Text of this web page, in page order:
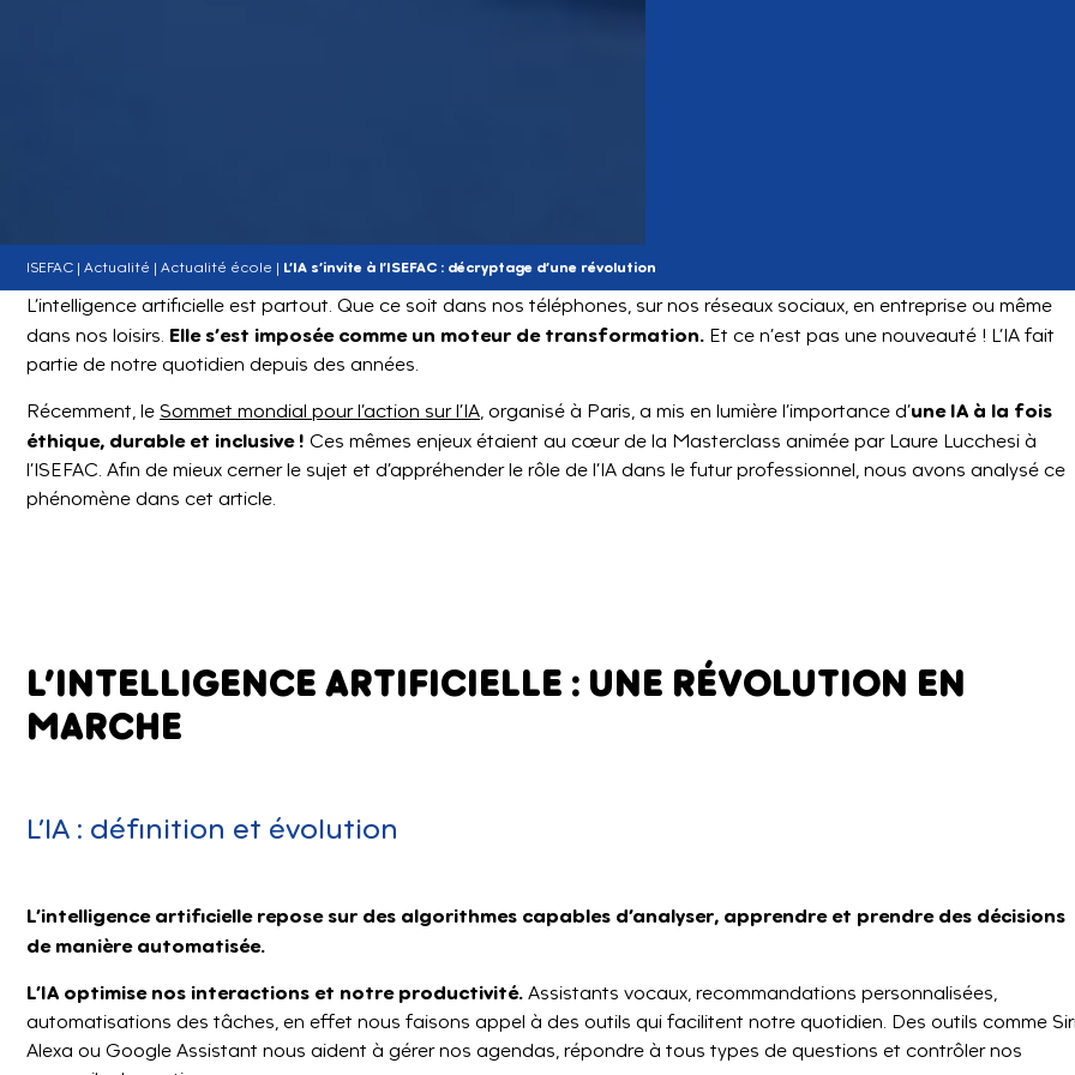
ISEFAC | Actualité | Actualité école | L’IA s’invite à l’ISEFAC : décryptage d’une révolution
L’intelligence artificielle est partout. Que ce soit dans nos téléphones, sur nos réseaux sociaux, en entreprise ou même
dans nos loisirs. Elle s’est imposée comme un moteur de transformation. Et ce n’est pas une nouveauté ! L’IA fait
partie de notre quotidien depuis des années.
Récemment, le Sommet mondial pour l’action sur l’IA, organisé à Paris, a mis en lumière l’importance d’une IA à la fois
éthique, durable et inclusive ! Ces mêmes enjeux étaient au cœur de la Masterclass animée par Laure Lucchesi à
l’ISEFAC. Afin de mieux cerner le sujet et d’appréhender le rôle de l’IA dans le futur professionnel, nous avons analysé ce
phénomène dans cet article.
L’INTELLIGENCE ARTIFICIELLE : UNE RÉVOLUTION EN
MARCHE
L’IA : définition et évolution
L’intelligence artificielle repose sur des algorithmes capables d’analyser, apprendre et prendre des décisions
de manière automatisée.
L’IA optimise nos interactions et notre productivité. Assistants vocaux, recommandations personnalisées,
automatisations des tâches, en effet nous faisons appel à des outils qui facilitent notre quotidien. Des outils comme
Alexa ou Google Assistant nous aident à gérer nos agendas, répondre à tous types de questions et contrôler nos